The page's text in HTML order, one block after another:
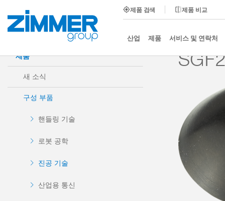
제품 검색 제품 비교
산업 제품 서비스 및 연락처
시작 제품 구성 부품 진공 기술 흡입기
제품
새 소식
구성 부품
핸들링 기술
로봇 공학
진공 기술
산업용 통신